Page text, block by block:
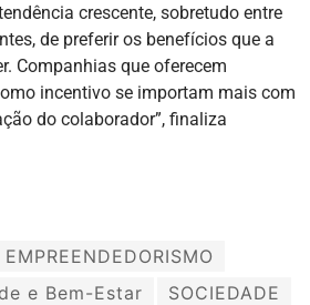
crescente, sobretudo entre
de preferir os benefícios que a
Companhias que oferecem
incentivo se importam mais com
do colaborador”, finaliza
EMPREENDEDORISMO
e Bem-Estar SOCIEDADE